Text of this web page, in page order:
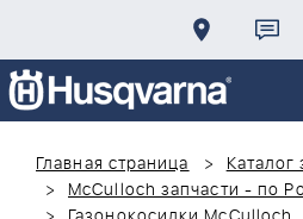
Главная страница
Каталог
McCulloch запчасти - по